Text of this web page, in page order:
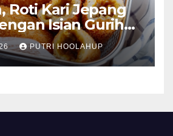
Roti Kari Jepang
Isian Gurih
PUTRI HOOLAHUP